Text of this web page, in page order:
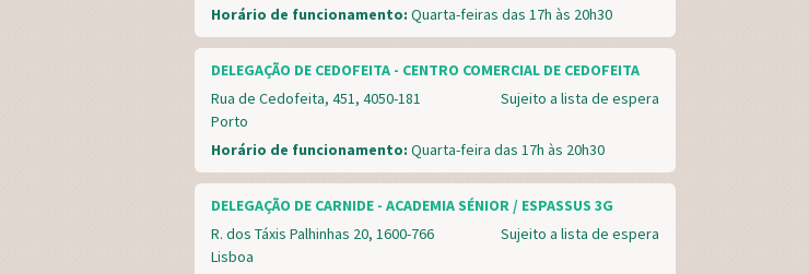
Horário de funcionamento: Quarta-feiras das 17h às 20h30
DELEGAÇÃO DE CEDOFEITA - CENTRO COMERCIAL DE CEDOFEITA
Rua de Cedofeita, 451, 4050-181
Porto
Sujeito a lista de espera
Horário de funcionamento: Quarta-feira das 17h às 20h30
DELEGAÇÃO DE CARNIDE - ACADEMIA SÉNIOR / ESPASSUS 3G
R. dos Táxis Palhinhas 20, 1600-766
Lisboa
Sujeito a lista de espera